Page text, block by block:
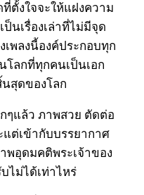
ตั้งใจจะให้แฝงความ
นเรื่องเล่าที่ไม่มีจุด
พลงนี้องค์ประกอบทุก
โลกที่ทุกคนเป็นเอก
สุดของโลก
ๆแล้ว ภาพสวย ตัดต่อ
แต่เข้ากับบรรยากาศ
พอุดมคติพระเจ้าของ
ไม่ได้เท่าไหร่